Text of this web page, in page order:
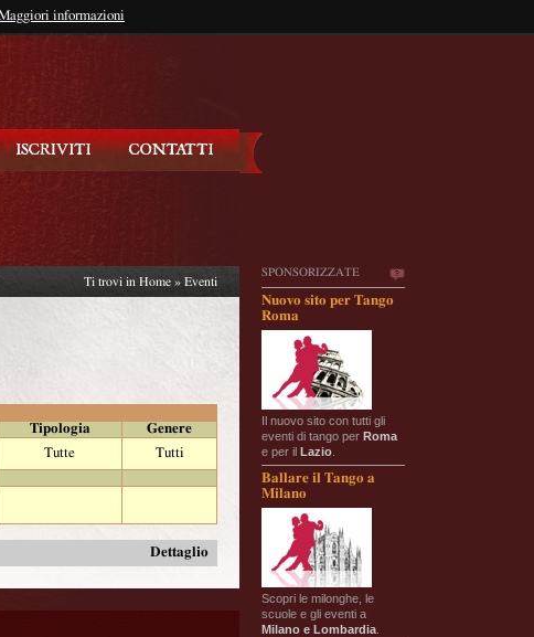
informazioni
SPONSORIZZATE
Nuovo sito per Tango
Roma
Il nuovo sito con tutti gli
eventi di tango per Roma
e per il Lazio
Ballare il Tango a
Milano
Scopri le milonghe, le
scuole e gli eventi a
Milano e Lombardia
Ti trovi in Home » Eventi
Tipologia
Genere
Tutte
Tutti
Dettaglio